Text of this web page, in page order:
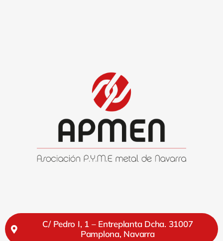
C/ Pedro I, 1 – Entreplanta Dcha. 31007
Pamplona, Navarra